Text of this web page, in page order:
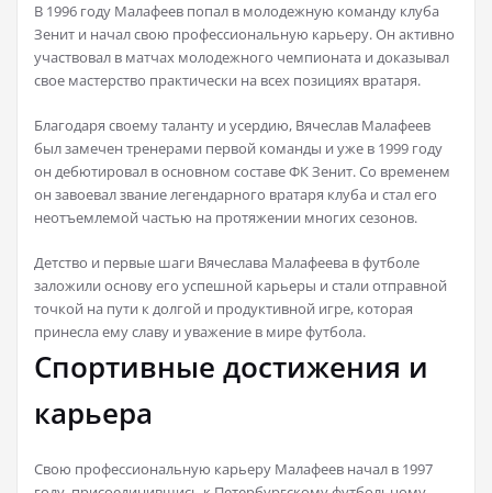
В 1996 году Малафеев попал в молодежную команду клуба
Зенит и начал свою профессиональную карьеру. Он активно
участвовал в матчах молодежного чемпионата и доказывал
свое мастерство практически на всех позициях вратаря.
Благодаря своему таланту и усердию, Вячеслав Малафеев
был замечен тренерами первой команды и уже в 1999 году
он дебютировал в основном составе ФК Зенит. Со временем
он завоевал звание легендарного вратаря клуба и стал его
неотъемлемой частью на протяжении многих сезонов.
Детство и первые шаги Вячеслава Малафеева в футболе
заложили основу его успешной карьеры и стали отправной
точкой на пути к долгой и продуктивной игре, которая
принесла ему славу и уважение в мире футбола.
Спортивные достижения и
карьера
Свою профессиональную карьеру Малафеев начал в 1997